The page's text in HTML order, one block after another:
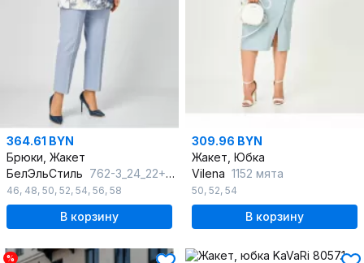
364.61 BYN
Брюки, Жакет
БелЭльСтиль 762-3_24_22+586_2_87_22
46, 48, 50, 52, 54, 56, 58
В корзину
309.96 BYN
Жакет, Юбка
Vilena 1152 мята
50, 52, 54
В корзину
%